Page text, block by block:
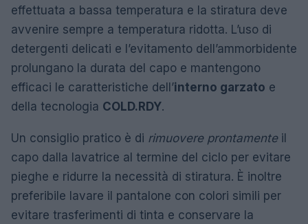
effettuata a bassa temperatura e la stiratura deve
avvenire sempre a temperatura ridotta. L’uso di
detergenti delicati e l’evitamento dell’ammorbidente
prolungano la durata del capo e mantengono
efficaci le caratteristiche dell’interno garzato e
della tecnologia COLD.RDY.
Un consiglio pratico è di rimuovere prontamenteil
capo dalla lavatrice al termine del ciclo per evitare
pieghe e ridurre la necessità di stiratura. È inoltre
preferibile lavare il pantalone con colori simili per
evitare trasferimenti di tinta e conservare la